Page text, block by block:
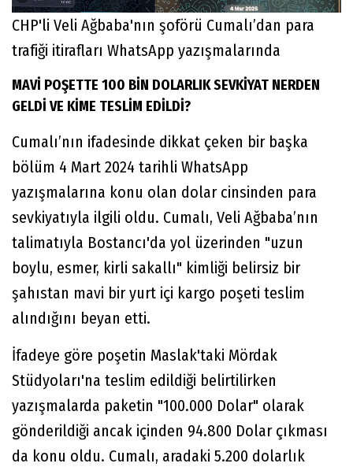
CHP'li Veli Ağbaba'nın şoförü Cumalı’dan para
trafiği itirafları WhatsApp yazışmalarında
MAVİ POŞETTE 100 BİN DOLARLIK SEVKİYAT NERDEN
GELDİ VE KİME TESLİM EDİLDİ?
Cumalı’nın ifadesinde dikkat çeken bir başka
bölüm 4 Mart 2024 tarihli WhatsApp
yazışmalarına konu olan dolar cinsinden para
sevkiyatıyla ilgili oldu. Cumalı, Veli Ağbaba’nın
talimatıyla Bostancı'da yol üzerinden "uzun
boylu, esmer, kirli sakallı" kimliği belirsiz bir
şahıstan mavi bir yurt içi kargo poşeti teslim
alındığını beyan etti.
İfadeye göre poşetin Maslak'taki Mördak
Stüdyoları'na teslim edildiği belirtilirken
yazışmalarda paketin "100.000 Dolar" olarak
gönderildiği ancak içinden 94.800 Dolar çıkması
da konu oldu. Cumalı, aradaki 5.200 dolarlık